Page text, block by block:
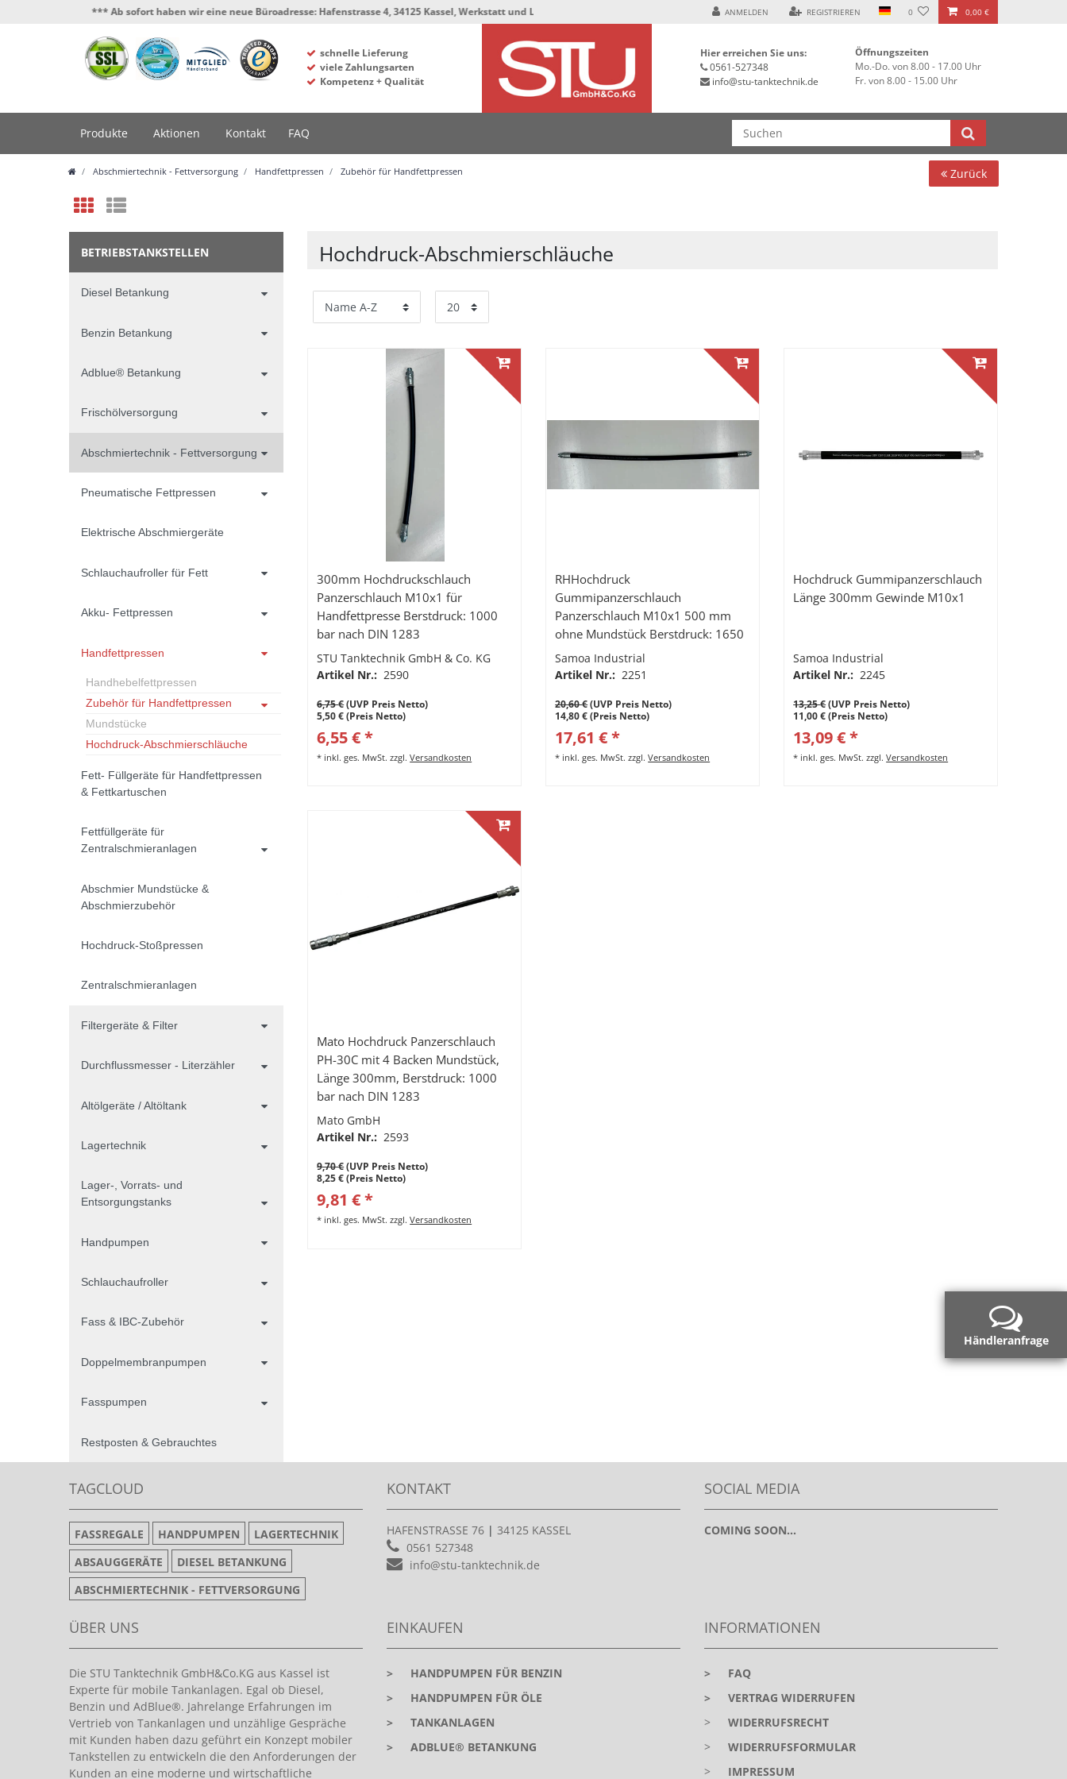
*** Ab sofort haben wir eine neue Büroadresse: Hafenstrasse 4, 34125 Kassel, Werkstatt und Lager bleiben in der Hafenstrasse 76, 34125 Kassel ***ANMELDEN REGISTRIEREN 0 0,00 €
schnelle Lieferung
viele Zahlungsarten
Kompetenz + Qualität
Hier erreichen Sie uns:
0561-527348
info@stu-tanktechnik.de
Öffnungszeiten
Mo.-Do. von 8.00 - 17.00 Uhr
Fr. von 8.00 - 15.00 Uhr
Händleranfrage
Produkte Aktionen Kontakt FAQ
Abschmiertechnik - Fettversorgung Handfettpressen Zubehör für Handfettpressen Zurück
BETRIEBSTANKSTELLEN
Diesel Betankung
Benzin Betankung
Adblue® Betankung
Frischölversorgung
Abschmiertechnik - Fettversorgung
Pneumatische Fettpressen
Elektrische Abschmiergeräte
Schlauchaufroller für Fett
Akku- Fettpressen
Handfettpressen
Handhebelfettpressen
Zubehör für Handfettpressen
Mundstücke
Hochdruck-Abschmierschläuche
Fett- Füllgeräte für Handfettpressen
& Fettkartuschen
Fettfüllgeräte für
Zentralschmieranlagen
Abschmier Mundstücke &
Abschmierzubehör
Hochdruck-Stoßpressen
Zentralschmieranlagen
Filtergeräte & Filter
Durchflussmesser - Literzähler
Altölgeräte / Altöltank
Lagertechnik
Lager-, Vorrats- und
Entsorgungstanks
Handpumpen
Schlauchaufroller
Fass & IBC-Zubehör
Doppelmembranpumpen
Fasspumpen
Restposten & Gebrauchtes
Hochdruck-Abschmierschläuche
300mm Hochdruckschlauch
Panzerschlauch M10x1 für
Handfettpresse Berstdruck: 1000
bar nach DIN 1283
STU Tanktechnik GmbH & Co. KG
Artikel Nr.: 2590
6,75 €(UVP Preis Netto)
5,50 € (Preis Netto)
6,55 € *
* inkl. ges. MwSt. zzgl.Versandkosten
RHHochdruck
Gummipanzerschlauch
Panzerschlauch M10x1 500 mm
ohne Mundstück Berstdruck: 1650
bar
Samoa Industrial
Artikel Nr.: 2251
20,60 €(UVP Preis Netto)
14,80 € (Preis Netto)
17,61 € *
* inkl. ges. MwSt. zzgl.Versandkosten
Hochdruck Gummipanzerschlauch
Länge 300mm Gewinde M10x1
Samoa Industrial
Artikel Nr.: 2245
13,25 €(UVP Preis Netto)
11,00 € (Preis Netto)
13,09 € *
* inkl. ges. MwSt. zzgl.Versandkosten
Mato Hochdruck Panzerschlauch
PH-30C mit 4 Backen Mundstück,
Länge 300mm, Berstdruck: 1000
bar nach DIN 1283
Mato GmbH
Artikel Nr.: 2593
9,70 €(UVP Preis Netto)
8,25 € (Preis Netto)
9,81 € *
* inkl. ges. MwSt. zzgl.Versandkosten
TAGCLOUD
FASSREGALE HANDPUMPEN
LAGERTECHNIK
ABSAUGGERÄTE
DIESEL BETANKUNG
ABSCHMIERTECHNIK - FETTVERSORGUNG
KONTAKT
HAFENSTRASSE 76 | 34125 KASSEL
0561 527348
info@stu-tanktechnik.de
SOCIAL MEDIA
COMING SOON...
ÜBER UNS
Die STU Tanktechnik GmbH&Co.KG aus Kassel ist
Experte für mobile Tankanlagen. Egal ob Diesel,
Benzin und AdBlue®. Jahrelange Erfahrungen im
Vertrieb von Tankanlagen und unzählige Gespräche
mit Kunden haben dazu geführt ein Konzept mobiler
Tankstellen zu entwickeln die den Anforderungen der
Kunden an eine moderne und wirtschaftliche
EINKAUFEN
>
HANDPUMPEN FÜR BENZIN
>
HANDPUMPEN FÜR ÖLE
>
TANKANLAGEN
>
ADBLUE® BETANKUNG
INFORMATIONEN
>
FAQ
>
VERTRAG WIDERRUFEN
>
WIDERRUFSRECHT
>
WIDERRUFSFORMULAR
>
IMPRESSUM